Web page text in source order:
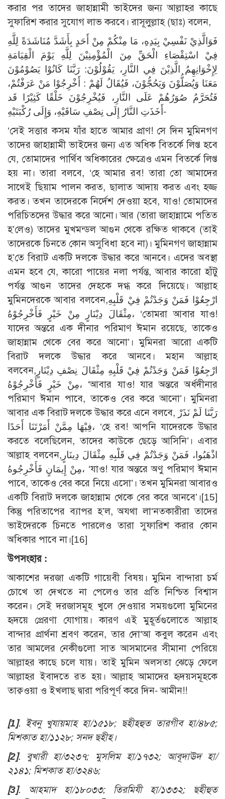
করার পর তাদের জাহান্নামী ভাইদের জন্য আল্লাহর কাছে
সুফারিশ করার সুযোগ লাভ করবে। রাসূলুল্লাহ (ছাঃ) বলেন,
فَوَالَّذِيْ نَفْسِيْ بِيَدِهِ، مَا مِنْكُمْ مِنْ أَحَدٍ بِأَشَدَّ مُنَاشَدَةً لِلَّهِ
فِيْ اسْتِقْصَاءِ الْحَقِّ مِنَ الْمُؤْمِنِيْنَ لِلَّهِ يَوْمَ الْقِيَامَةِ
لِإِخْوَانِهِمُ الَّذِيْنَ فِي النَّارِ، يَقُوْلُوْنَ: رَبَّنَا كَانُوْا يَصُوْمُوْنَ
مَعَنَا وَيُصَلُّوْنَ وَيَحُجُّوْنَ، فَيُقَالُ لَهُمْ : أَخْرِجُوْا مَنْ عَرَفْتُمْ،
فَتُحَرَّمُ صُوَرُهُمْ عَلَى النَّارِ، فَيُخْرِجُوْنَ خَلْقًا كَثِيْرًا قَد
أَخَذَتِ النَّارُ إِلَى نِصْفِ سَاقَيْهِ، وَإِلَى رُكْبَتَيْهِ-
‘সেই সত্তার কসম যাঁর হাতে আমার প্রাণ! সে দিন মুমিনগণ
তাদের জাহান্নামী ভাইদের জন্য এত অধিক বিতর্কে লিপ্ত হবে
যে, তোমাদের পার্থিব অধিকারের ক্ষেত্রেও এমন বিতর্কে লিপ্ত
হয় না। তারা বলবে, ‘হে আমার রব! তারা তো আমাদের
সাথেই ছিয়াম পালন করত, ছালাত আদায় করত এবং হজ্জ
করত। তখন তাদেরকে নির্দেশ দেওয়া হবে, যাও! তোমাদের
পরিচিতদের উদ্ধার করে আনো। আর (তারা জাহান্নামে পতিত
হ’লেও) তাদের মুখমন্ডল আগুন থেকে রক্ষিত থাকবে (তাই
তাদেরকে চিনতে কোন অসুবিধা হবে না)। মুমিনগণ জাহান্নাম
হ’তে বিরাট একটি দলকে উদ্ধার করে আনবে। এদের অবস্থা
এমন হবে যে, কারো পায়ের নলা পর্যন্ত, আবার কারো হাঁটু
পর্যন্ত আগুন তাদের দেহকে দগ্ধ করে দিয়েছে। আল্লাহ
মুমিনদেরকে আবার বলবেন,ارْجِعُوْا فَمَنْ وَجَدْتُمْ فِيْ قَلْبِهِ
مِثْقَالَ دِيْنَارٍ مِنْ خَيْرٍ فَأَخْرِجُوْهُ، ‘তোমরা আবার যাও!
যাদের অন্তরে এক দীনার পরিমাণ ঈমান রয়েছে, তাকেও
জাহান্নাম থেকে বের করে আনো’। মুমিনরা আরো একটি
বিরাট দলকে উদ্ধার করে আনবে। মহান আল্লাহ
বলবেন,ارْجِعُوْا فَمَنْ وَجَدْتُمْ فِيْ قَلْبِهِ مِثْقَالَ نِصْفِ دِيْنَارٍ
مِنْ خَيْرٍ فَأَخْرِجُوْهُ، ‘আবার যাও! যার অন্তরে অর্ধদীনার
পরিমাণ ঈমান পাবে, তাকেও বের করে আনো’। মুমিনরা
আবার এক বিরাট দলকে উদ্ধার করে এনে বলবে, رَبَّنَا لَمْ نَذَرْ
فِيْهَا مِمَّنْ أَمَرْتَنَا أَحَدًا، ‘হে রব! আপনি যাদেরকে উদ্ধার
করতে বলেছিলেন, তাদের কাউকে ছেড়ে আসিনি’। এবার
আল্লাহ বলবেন,اذْهَبُوا، فَمَنْ وَجَدْتُمْ فِي قَلْبِهِ مِثْقَالَ دِينَارٍ
مِنْ إِيمَانٍ فَأَخْرِجُوهُ، ‘যাও! যার অন্তরে অণু পরিমাণ ঈমান
পাবে, তাকেও বের করে নিয়ে এসো’। তখন মুমিনরা আবারও
একটি বিরাট দলকে জাহান্নাম থেকে বের করে আনবে’।[15]
কিন্তু পরিতাপের ব্যাপর হ’ল, অযথা লা‘নতকারীরা তাদের
ভাইদেরকে চিনতে পারলেও তারা সুফারিশ করার কোন
অধিকার পাবে না।[16]
উপসংহার :
আকাশের দরজা একটি গায়েবী বিষয়। মুমিন বান্দারা চর্ম
চোখে তা দেখতে না পেলেও তার প্রতি নিশ্চিত বিশ্বাস
করেন। সেই দরজাসমূহ খুলে দেওয়ার সময়গুলো মুমিনের
হৃদয়ে প্রেরণা যোগায়। কারণ এই মুহূর্তগুলোতে আল্লাহ
বান্দার প্রার্থনা শ্রবণ করেন, তার দো‘আ কবুল করেন এবং
তার আমলের নেকীগুলো সাত আসমানের সীমানা পেরিয়ে
আল্লাহর কাছে চলে যায়। তাই মুমিন অলসতা ঝেড়ে ফেলে
আল্লাহর ইবাদতে রত হয়। আল্লাহ আমাদের হৃদয়সমূহকে
তাক্বওয়া ও ইখলাছ দ্বারা পরিপূর্ণ করে দিন- আমীন!!
[1]. ইবনু খুযায়মাহ হা/১৫১৮; ছহীহহুত তারগীব হা/৪৮৫;
মিশকাত হা/১১২৮; সনদ ছহীহ।
[2]. বুখারী হা/৩২৩৭; মুসলিম হা/১৭৩২; আবূদাঊদ হা/
২১৪১; মিশকাত হা/৩২৪৬;
[3]. আহমাদ হা/১৮০৩৩; তিরমিযী হা/১৩৩২; ছহীহুত